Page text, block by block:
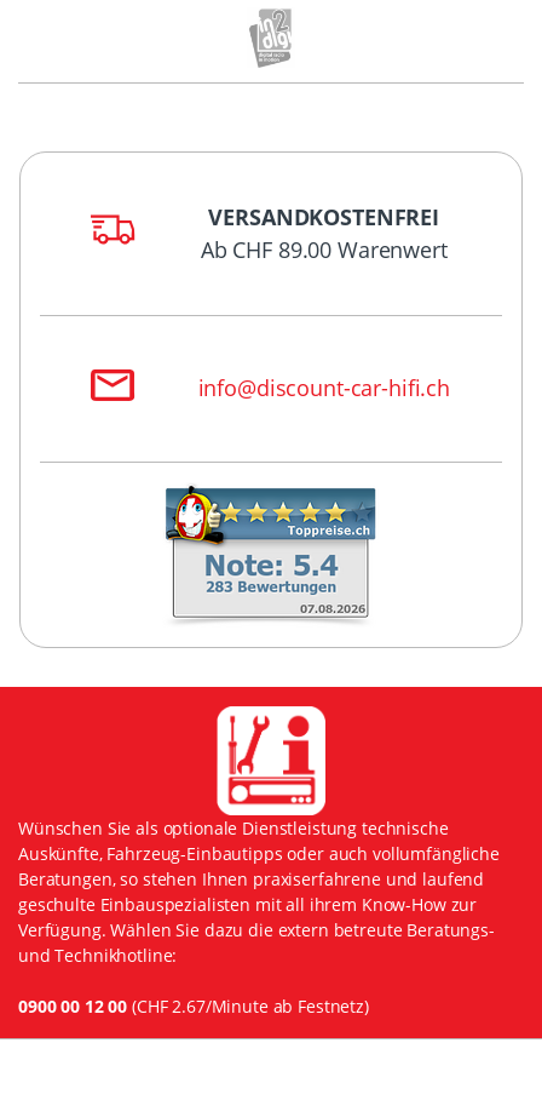
VERSANDKOSTENFREI
Ab CHF 89.00 Warenwert
info@discount-car-hifi.ch
Wünschen Sie als optionale Dienstleistung technische
Auskünfte, Fahrzeug-Einbautipps oder auch vollumfängliche
Beratungen, so stehen Ihnen praxiserfahrene und laufend
geschulte Einbauspezialisten mit all ihrem Know-How zur
Verfügung. Wählen Sie dazu die extern betreute Beratungs-
und Technikhotline:
0900 00 12 00 (CHF 2.67/Minute ab Festnetz)